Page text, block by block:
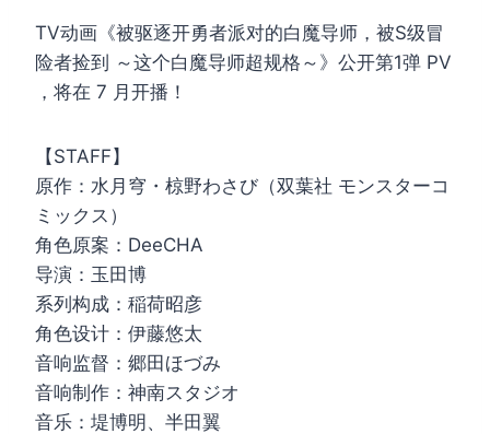
TV动画《被驱逐开勇者派对的白魔导师，被S级冒
险者捡到 ～这个白魔导师超规格～》公开第1弹 PV
，将在 7 月开播！
【STAFF】
原作：水月穹・椋野わさび（双葉社 モンスターコ
ミックス）
角色原案：DeeCHA
导演：玉田博
系列构成：稲荷昭彦
角色设计：伊藤悠太
音响监督：郷田ほづみ
音响制作：神南スタジオ
音乐：堤博明、半田翼